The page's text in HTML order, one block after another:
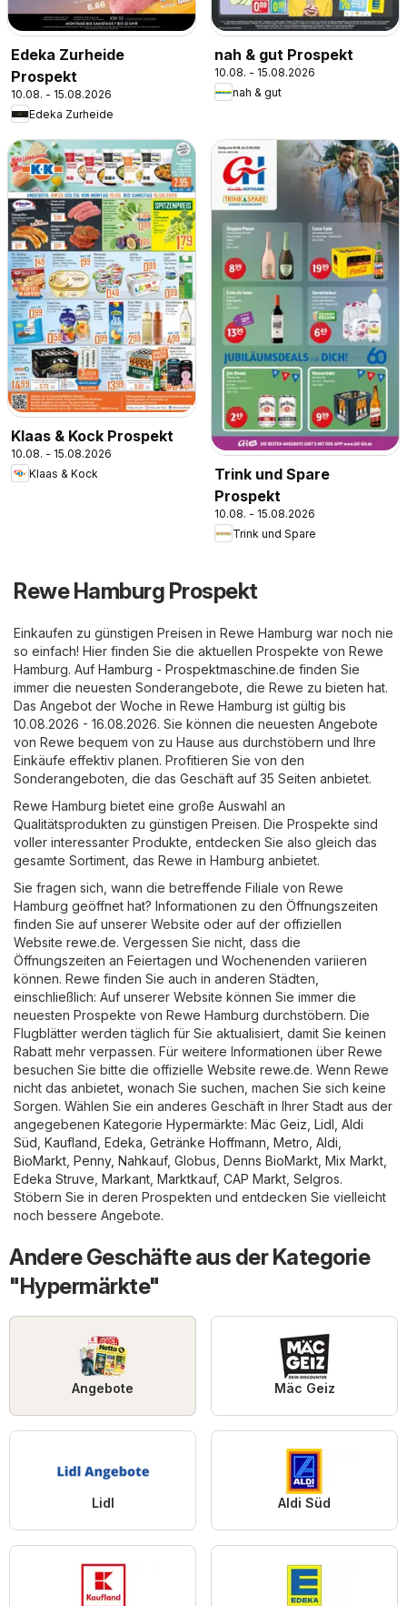
Edeka Zurheide
Prospekt
10.08. - 15.08.2026
Edeka Zurheide
nah & gut Prospekt
10.08. - 15.08.2026
nah & gut
Klaas & Kock Prospekt
10.08. - 15.08.2026
Klaas & Kock
Trink und Spare
Prospekt
10.08. - 15.08.2026
Trink und Spare
Rewe Hamburg Prospekt
Einkaufen zu günstigen Preisen in Rewe Hamburg war noch nie
so einfach! Hier finden Sie die aktuellen Prospekte von Rewe
Hamburg. Auf Hamburg - Prospektmaschine.de finden Sie
immer die neuesten Sonderangebote, die Rewe zu bieten hat.
Das Angebot der Woche in Rewe Hamburg ist gültig bis
10.08.2026 - 16.08.2026. Sie können die neuesten Angebote
von Rewe bequem von zu Hause aus durchstöbern und Ihre
Einkäufe effektiv planen. Profitieren Sie von den
Sonderangeboten, die das Geschäft auf 35 Seiten anbietet.
Rewe Hamburg bietet eine große Auswahl an
Qualitätsprodukten zu günstigen Preisen. Die Prospekte sind
voller interessanter Produkte, entdecken Sie also gleich das
gesamte Sortiment, das Rewe in Hamburg anbietet.
Sie fragen sich, wann die betreffende Filiale von Rewe
Hamburg geöffnet hat? Informationen zu den Öffnungszeiten
finden Sie auf unserer Website oder auf der offiziellen
Website rewe.de. Vergessen Sie nicht, dass die
Öffnungszeiten an Feiertagen und Wochenenden variieren
können. Rewe finden Sie auch in anderen Städten,
einschließlich: Auf unserer Website können Sie immer die
neuesten Prospekte von Rewe Hamburg durchstöbern. Die
Flugblätter werden täglich für Sie aktualisiert, damit Sie keinen
Rabatt mehr verpassen. Für weitere Informationen über Rewe
besuchen Sie bitte die offizielle Website rewe.de. Wenn Rewe
nicht das anbietet, wonach Sie suchen, machen Sie sich keine
Sorgen. Wählen Sie ein anderes Geschäft in Ihrer Stadt aus der
angegebenen Kategorie Hypermärkte: Mäc Geiz Lidl Aldi
Süd Kaufland Edeka Getränke Hoffmann Metro Aldi
BioMarkt Penny, Nahkauf, Globus Denns BioMarkt Mix Markt
Edeka Struve Markant Marktkauf, CAP Markt Selgros.
Stöbern Sie in deren Prospekten und entdecken Sie vielleicht
noch bessere Angebote.
Andere Geschäfte aus der Kategorie
"Hypermärkte"
Angebote Mäc Geiz
Lidl Aldi Süd